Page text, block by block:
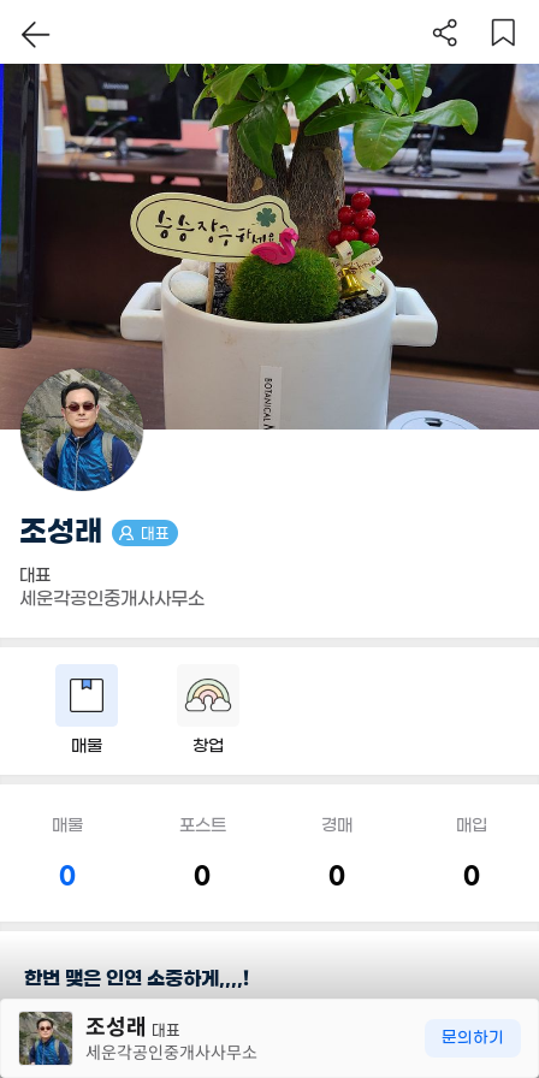
조성래 대표
대표
세운각공인중개사사무소
매물 창업
매물
0
포스트
0
경매
0
매입
0
한번 맺은 인연 소중하게,,,,!
담당지역조성래 대표
세운각공인중개사사무소
문의하기
이 지역 보기